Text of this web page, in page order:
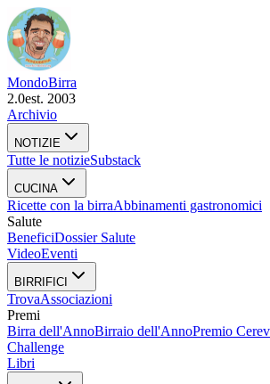
MondoBirra
2.0est. 2003
Archivio
NOTIZIE
Tutte le notizieSubstack
CUCINA
Ricette con la birraAbbinamenti gastronomici
Salute
BeneficiDossier Salute
VideoEventi
BIRRIFICI
TrovaAssociazioni
Premi
Birra dell'AnnoBirraio dell'AnnoPremio
Challenge
Libri